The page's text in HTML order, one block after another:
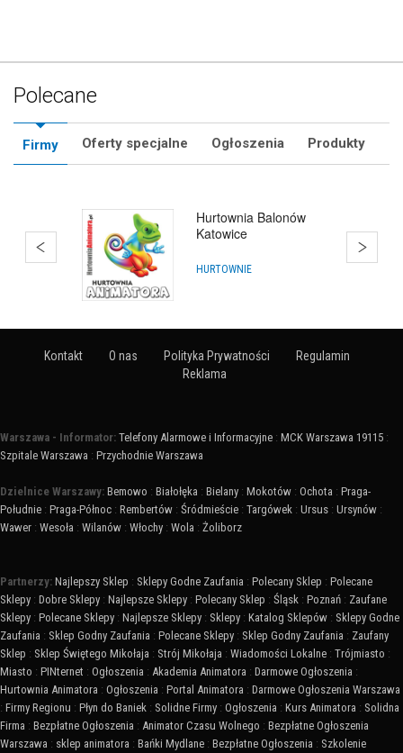
Polecane
Firmy Oferty specjalne Ogłoszenia Produkty
Hurtownia Balonów
Katowice
HURTOWNIE
Kontakt O nas Polityka Prywatności
Regulamin
Reklama
Warszawa - Informator: Telefony Alarmowe i Informacyjne : MCK Warszawa 19115 :
Szpitale Warszawa : Przychodnie Warszawa
Dzielnice Warszawy: Bemowo : Białołęka : Bielany : Mokotów : Ochota : Praga-
Południe : Praga-Północ : Rembertów : Śródmieście : Targówek : Ursus : Ursynów :
Wawer : Wesoła : Wilanów : Włochy : Wola : Żoliborz
Partnerzy: Najlepszy Sklep : Sklepy Godne Zaufania : Polecany Sklep : Polecane
Sklepy : Dobre Sklepy : Najlepsze Sklepy : Polecany Sklep : Śląsk : Poznań : Zaufane
Sklepy : Polecane Sklepy : Najlepsze Sklepy : Sklepy : Katalog Sklepów : Sklepy Godne
Zaufania : Sklep Godny Zaufania : Polecane Sklepy : Sklep Godny Zaufania : Zaufany
Sklep : Sklep Świętego Mikołaja : Strój Mikołaja : Wiadomości Lokalne : Trójmiasto :
Miasto : PINternet : Ogłoszenia : Akademia Animatora : Darmowe Ogłoszenia :
Hurtownia Animatora : Ogłoszenia : Portal Animatora : Darmowe Ogłoszenia Warszawa
: Firmy Regionu : Płyn do Baniek : Solidne Firmy : Ogłoszenia : Kurs Animatora : Solidna
Firma : Bezpłatne Ogłoszenia : Animator Czasu Wolnego : Bezpłatne Ogłoszenia
Warszawa : sklep animatora : Bańki Mydlane : Bezpłatne Ogłoszenia : Szkolenie